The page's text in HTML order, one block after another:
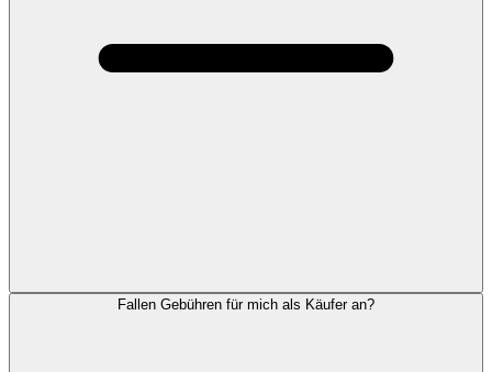
Fallen Gebühren für mich als Käufer an?